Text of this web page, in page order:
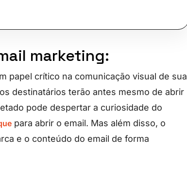
marketing:
papel crítico na comunicação visual de sua
destinatários terão antes mesmo de abrir
pode despertar a curiosidade do
para abrir o email. Mas além disso, o
e o conteúdo do email de forma